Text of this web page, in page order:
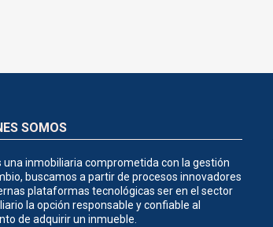
SOMOS
una inmobiliaria comprometida con la gestión
buscamos a partir de procesos innovadores
plataformas tecnológicas ser en el sector
la opción responsable y confiable al
de adquirir un inmueble.